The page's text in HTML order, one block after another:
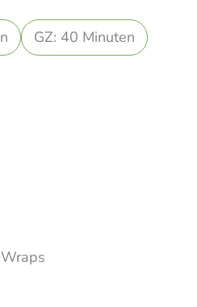
GZ: 40 Minuten